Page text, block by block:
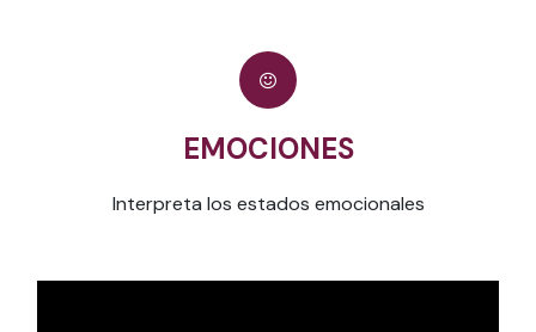
EMOCIONES
Interpreta los estados emocionales